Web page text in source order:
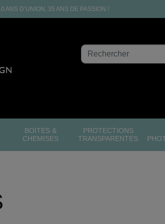
ANS D’UNION, 35 ANS DE PASSION !
BOITES &
CHEMISES
PROTECTIONS
TRANSPARENTES